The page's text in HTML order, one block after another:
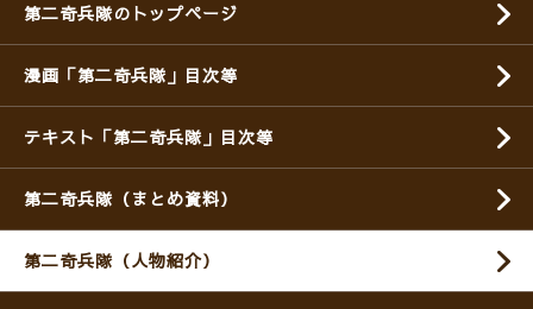
第二奇兵隊のトップページ
漫画「第二奇兵隊」目次等
テキスト「第二奇兵隊」目次等
第二奇兵隊（まとめ資料）
第二奇兵隊（人物紹介）